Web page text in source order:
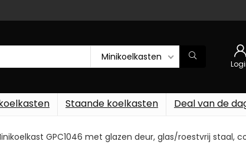
Minikoelkasten
Staande koelkasten Deal van de
GPC1046 met glazen deur, glas/roestvrij staal,